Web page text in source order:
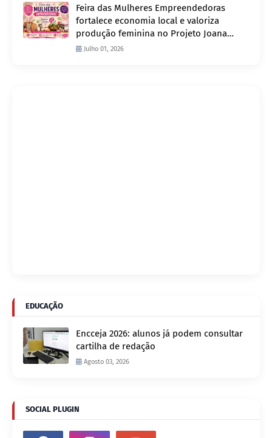
Feira das Mulheres Empreendedoras
fortalece economia local e valoriza
produção feminina no Projeto Joana
D’Arc
Julho 01, 2026
EDUCAÇÃO
Encceja 2026: alunos já podem consultar
cartilha de redação
Agosto 03, 2026
SOCIAL PLUGIN